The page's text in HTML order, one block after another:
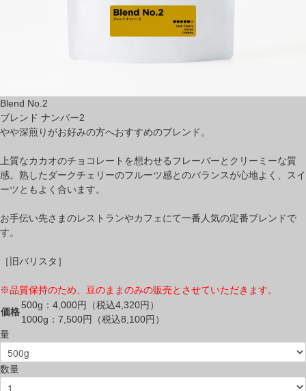
Blend No.2
ブレンド ナンバー2
やや深煎りがお好みの方へおすすめのブレンド。
上質なカカオのチョコレートを想わせるフレーバーとクリーミーな質
感。熟したダークチェリーのフルーツ感とのバランスが心地よく、スイ
ーツともよく合います。
お手伝い先さまのレストランやカフェにて一番人気の定番ブレンドで
す。
［旧バリスタ］
※品質保持のため、豆のままのみの販売とさせていただきます。
価格
500g： 4,000円（税込4,320円）
1000g： 7,500円（税込8,100円）
量
数量